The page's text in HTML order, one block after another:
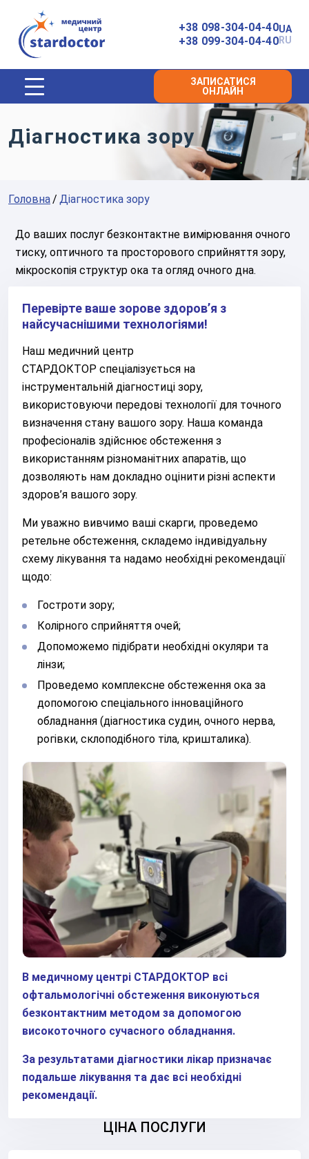
Головна
+38 098-304-04-40
+38 099-304-04-40
UA
RU
ЗАПИСАТИСЯ
ОНЛАЙН
Діагностика зору
Головна Діагностика зору
До ваших послуг безконтактне вимірювання очного
тиску, оптичного та просторового сприйняття зору,
мікроскопія структур ока та огляд очного дна.
Перевірте ваше зорове здоров’я з
найсучаснішими технологіями!
Наш медичний центр
СТАРДОКТОР спеціалізується на
інструментальній діагностиці зору,
використовуючи передові технології для точного
визначення стану вашого зору. Наша команда
професіоналів здійснює обстеження з
використанням різноманітних апаратів, що
дозволяють нам докладно оцінити різні аспекти
здоров’я вашого зору.
Ми уважно вивчимо ваші скарги, проведемо
ретельне обстеження, складемо індивідуальну
схему лікування та надамо необхідні рекомендації
щодо:
Гостроти зору;
Колірного сприйняття очей;
Допоможемо підібрати необхідні окуляри та
лінзи;
Проведемо комплексне обстеження ока за
допомогою спеціального інноваційного
обладнання (діагностика судин, очного нерва,
рогівки, склоподібного тіла, кришталика).
В медичному центрі СТАРДОКТОР всі
офтальмологічні обстеження виконуються
безконтактним методом за допомогою
високоточного сучасного обладнання.
За результатами діагностики лікар призначає
подальше лікування та дає всі необхідні
рекомендації.
ЦІНА ПОСЛУГИ